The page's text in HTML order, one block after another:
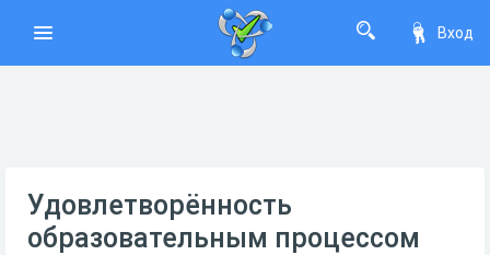
Вход
Удовлетворённость
образовательным процессом